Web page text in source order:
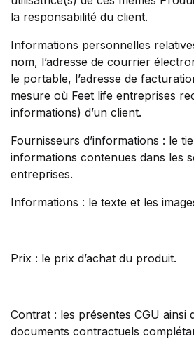
la responsabilité du client.
Informations personnelles
nom, l’adresse de courrier
le portable, l’adresse de
mesure où Feet life entreprises
informations) d’un client.
Fournisseurs d’informations : le
informations contenues dans les
entreprises.
Informations : le texte et les
Prix : le prix d’achat du produit.
Contrat : les présentes CGU ainsi
documents contractuels